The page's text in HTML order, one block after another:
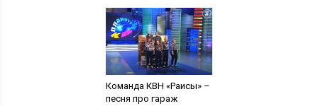
Команда КВН «Раисы» –
песня про гараж